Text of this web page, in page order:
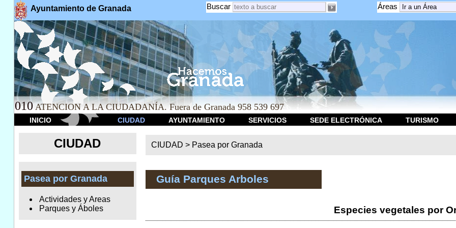
Ayuntamiento de Granada Áreas
Buscar
010 ATENCION A LA CIUDADANÍA. Fuera de Granada 958 539 697
INICIO CIUDAD AYUNTAMIENTO SERVICIOS SEDE ELECTRÓNICA TURISMO
CIUDAD
Pasea por Granada
Actividades y Areas
Parques y Áboles
CIUDAD > Pasea por Granada
Guía Parques Arboles
Especies vegetales por